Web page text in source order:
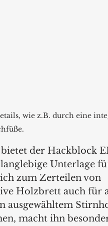
wie z.B. durch eine
der Hackblock
Unterlage
zum Zerteilen von
Holzbrett auch für
ausgewähltem
macht ihn